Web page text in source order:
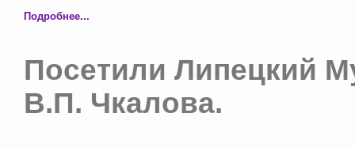
Подробнее...
Посетили Липецкий
В.П. Чкалова.